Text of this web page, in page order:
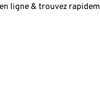
ligne & trouvez